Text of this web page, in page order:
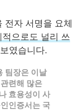
자 서명을 요체
적으로도 널리 쓰
였습니다.
팀장은 이날
련해 많은
효용성이 사
인증서는 국